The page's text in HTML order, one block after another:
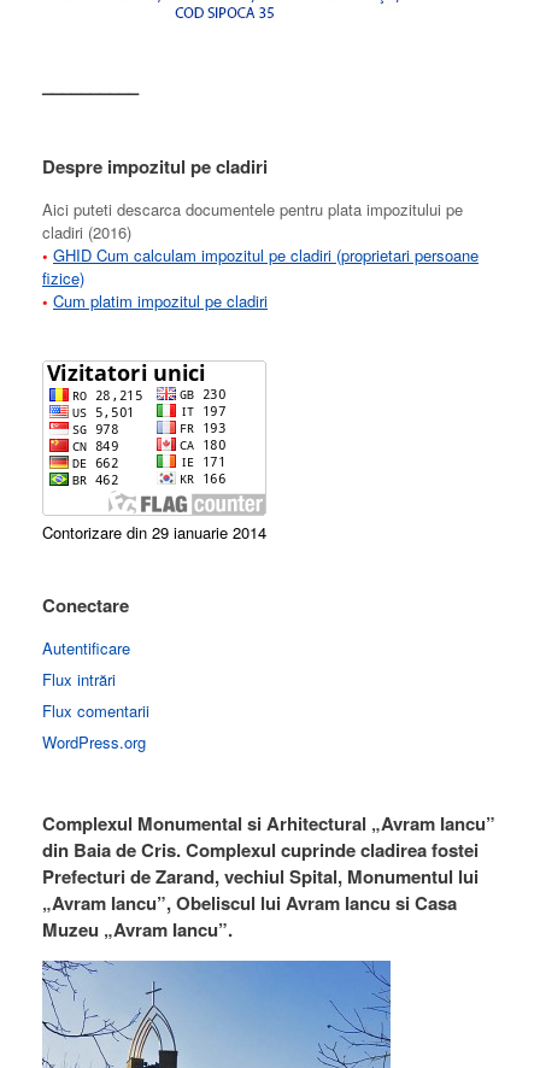
––––––––––
Despre impozitul pe cladiri
Aici puteti descarca documentele pentru plata impozitului pe
cladiri (2016)
• GHID Cum calculam impozitul pe cladiri (proprietari persoane
fizice)
• Cum platim impozitul pe cladiri
Contorizare din 29 ianuarie 2014
Conectare
Autentificare
Flux intrări
Flux comentarii
WordPress.org
Complexul Monumental si Arhitectural „Avram Iancu”
din Baia de Cris. Complexul cuprinde cladirea fostei
Prefecturi de Zarand, vechiul Spital, Monumentul lui
„Avram Iancu”, Obeliscul lui Avram Iancu si Casa
Muzeu „Avram Iancu”.